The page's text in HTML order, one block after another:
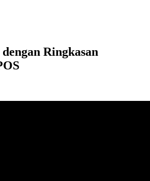
Ringkasan